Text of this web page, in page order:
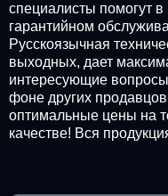
специалисты помогут
гарантийном
Русскоязычная
выходных, дает
интересующие
фоне других
оптимальные цены на
качестве! Вся